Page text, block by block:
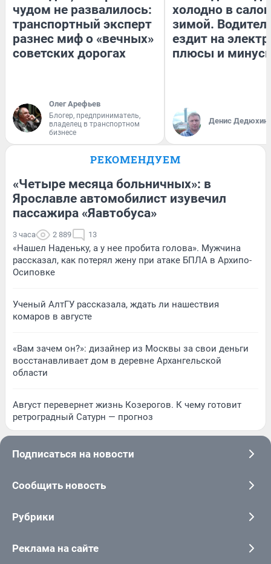
чудом не развалилось:
транспортный эксперт
разнес миф о «вечных»
советских дорогах
Олег Арефьев
Блогер, предприниматель,
владелец в транспортном
бизнесе
холодно в
зимой.
ездит на
плюсы и
Денис Дедюхин
РЕКОМЕНДУЕМ
«Четыре месяца больничных»: в
Ярославле автомобилист изувечил
пассажира «Яавтобуса»
3 часа 2 889 13
«Нашел Наденьку, а у нее пробита голова». Мужчина
рассказал, как потерял жену при атаке БПЛА в Архипо-
Осиповке
Ученый АлтГУ рассказала, ждать ли нашествия
комаров в августе
«Вам зачем он?»: дизайнер из Москвы за свои деньги
восстанавливает дом в деревне Архангельской
области
Август перевернет жизнь Козерогов. К чему готовит
ретроградный Сатурн — прогноз
Подписаться на новости
Сообщить новость
Рубрики
Реклама на сайте